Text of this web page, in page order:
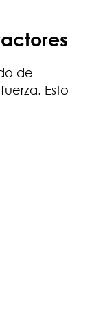
de
Esto